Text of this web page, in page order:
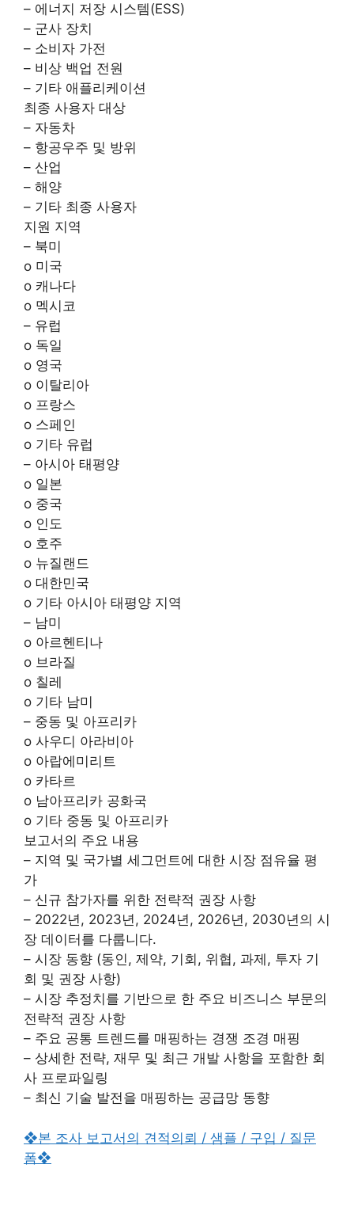
– 에너지 저장 시스템(ESS)
– 군사 장치
– 소비자 가전
– 비상 백업 전원
– 기타 애플리케이션
최종 사용자 대상
– 자동차
– 항공우주 및 방위
– 산업
– 해양
– 기타 최종 사용자
지원 지역
– 북미
o 미국
o 캐나다
o 멕시코
– 유럽
o 독일
o 영국
o 이탈리아
o 프랑스
o 스페인
o 기타 유럽
– 아시아 태평양
o 일본
o 중국
o 인도
o 호주
o 뉴질랜드
o 대한민국
o 기타 아시아 태평양 지역
– 남미
o 아르헨티나
o 브라질
o 칠레
o 기타 남미
– 중동 및 아프리카
o 사우디 아라비아
o 아랍에미리트
o 카타르
o 남아프리카 공화국
o 기타 중동 및 아프리카
보고서의 주요 내용
– 지역 및 국가별 세그먼트에 대한 시장 점유율 평
가
– 신규 참가자를 위한 전략적 권장 사항
– 2022년, 2023년, 2024년, 2026년, 2030년의 시
장 데이터를 다룹니다.
– 시장 동향 (동인, 제약, 기회, 위협, 과제, 투자 기
회 및 권장 사항)
– 시장 추정치를 기반으로 한 주요 비즈니스 부문의
전략적 권장 사항
– 주요 공통 트렌드를 매핑하는 경쟁 조경 매핑
– 상세한 전략, 재무 및 최근 개발 사항을 포함한 회
사 프로파일링
– 최신 기술 발전을 매핑하는 공급망 동향
❖본 조사 보고서의 견적의뢰 / 샘플 / 구입 / 질문
폼❖